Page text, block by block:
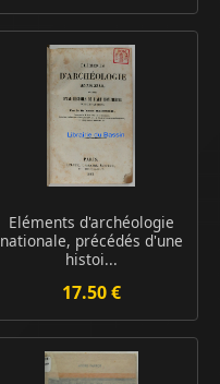
Eléments d'archéologie
nationale, précédés d'une
histoi...
17.50 €